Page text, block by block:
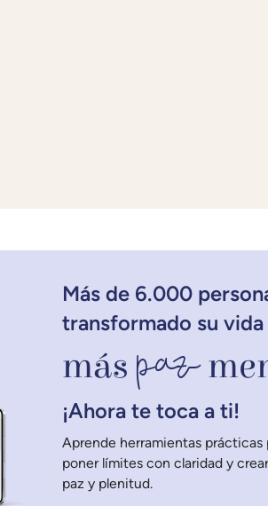
Más de 6.000
transformado su
más paz
¡Ahora te toca a ti!
Aprende herramientas
poner límites con claridad y
paz y plenitud.